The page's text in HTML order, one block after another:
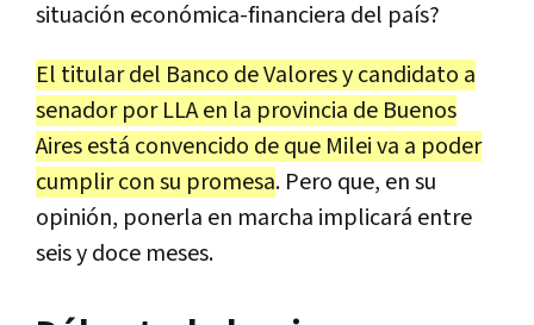
situación económica-financiera del país?
El titular del Banco de Valores y candidato a
senador por LLA en la provincia de Buenos
Aires está convencido de que Milei va a poder
cumplir con su promesa. Pero que, en su
opinión, ponerla en marcha implicará entre
seis y doce meses.